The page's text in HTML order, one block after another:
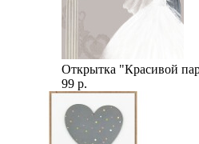
Открытка "Красивой
99 р.